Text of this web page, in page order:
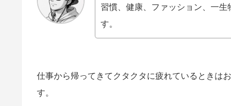
習慣、健康、ファッション、一
す。
仕事から帰ってきてクタクタに疲れているときは
す。